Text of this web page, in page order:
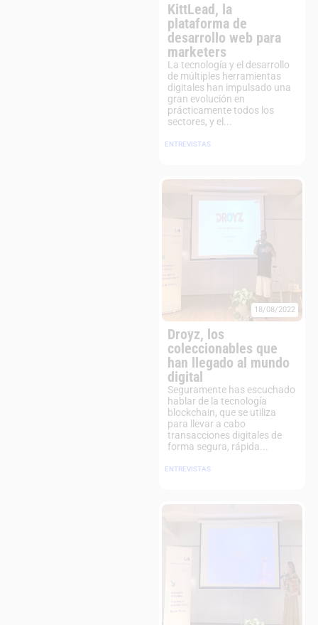
KittLead, la
plataforma de
desarrollo web para
marketers
La tecnología y el desarrollo
de múltiples herramientas
digitales han impulsado una
gran evolución en
prácticamente todos los
sectores, y el...
ENTREVISTAS
18/08/2022
Droyz, los
coleccionables que
han llegado al mundo
digital
Seguramente has escuchado
hablar de la tecnología
blockchain, que se utiliza
para llevar a cabo
transacciones digitales de
forma segura, rápida...
ENTREVISTAS